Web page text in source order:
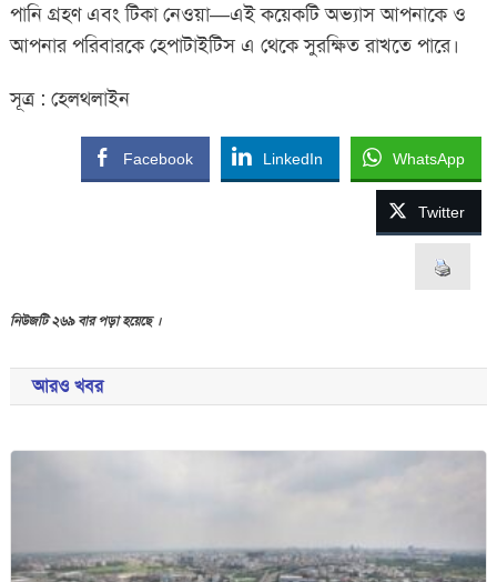
পানি গ্রহণ এবং টিকা নেওয়া—এই কয়েকটি অভ্যাস আপনাকে ও
আপনার পরিবারকে হেপাটাইটিস এ থেকে সুরক্ষিত রাখতে পারে।
সূত্র : হেলথলাইন
Facebook LinkedIn WhatsApp
Twitter
নিউজটি ২৬৯ বার পড়া হয়েছে ।
আরও খবর